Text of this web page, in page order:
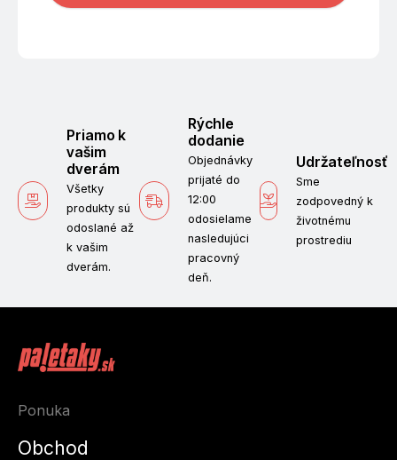
Priamo k
vašim
dverám
Všetky
produkty sú
odoslané až
k vašim
dverám.
Rýchle
dodanie
Objednávky
prijaté do
12:00
odosielame
nasledujúci
pracovný
deň.
Udržateľnosť
Sme
zodpovedný k
životnému
prostrediu
Ponuka
Obchod